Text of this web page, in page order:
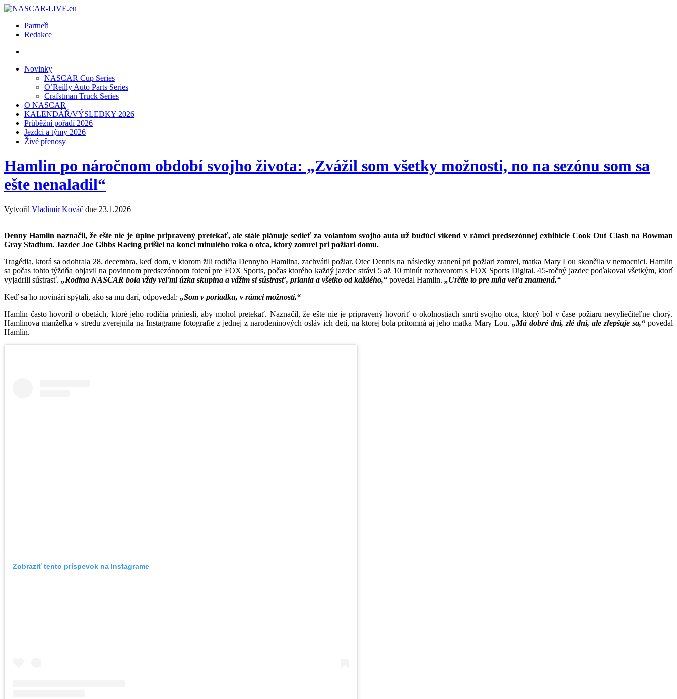
Partneři
Redakce
Novinky
NASCAR Cup Series
O’Reilly Auto Parts Series
Crafstman Truck Series
O NASCAR
KALENDÁŘ/VÝSLEDKY 2026
Průběžní pořadí 2026
Jezdci a týmy 2026
Živé přenosy
Hamlin po náročnom období svojho života: „Zvážil som všetky možnosti, no na sezónu som sa
ešte nenaladil“
Vytvořil Vladimír Kováč dne 23.1.2026
Denny Hamlin naznačil, že ešte nie je úplne pripravený pretekať, ale stále plánuje sedieť za volantom svojho auta už budúci víkend v rámci predsezónnej exhibície Cook Out Clash na Bowman
Gray Stadium. Jazdec Joe Gibbs Racing prišiel na konci minulého roka o otca, ktorý zomrel pri požiari domu.
Tragédia, ktorá sa odohrala 28. decembra, keď dom, v ktorom žili rodičia Dennyho Hamlina, zachvátil požiar. Otec Dennis na následky zranení pri požiari zomrel, matka Mary Lou skončila v nemocnici. Hamlin
sa počas tohto týždňa objavil na povinnom predsezónnom fotení pre FOX Sports, počas ktorého každý jazdec strávi 5 až 10 minút rozhovorom s FOX Sports Digital. 45-ročný jazdec poďakoval všetkým, ktorí
vyjadrili sústrasť. „Rodina NASCAR bola vždy veľmi úzka skupina a vážim si sústrasť, priania a všetko od každého,“ povedal Hamlin. „Určite to pre mňa veľa znamená.“
Keď sa ho novinári spýtali, ako sa mu darí, odpovedal: „Som v poriadku, v rámci možností.“
Hamlin často hovoril o obetách, ktoré jeho rodičia priniesli, aby mohol pretekať. Naznačil, že ešte nie je pripravený hovoriť o okolnostiach smrti svojho otca, ktorý bol v čase požiaru nevyliečiteľne chorý.
Hamlinova manželka v stredu zverejnila na Instagrame fotografie z jednej z narodeninových osláv ich detí, na ktorej bola prítomná aj jeho matka Mary Lou.„Má dobré dni, zlé dni, ale zlepšuje sa,“ povedal
Hamlin.
Zobraziť tento príspevok na Instagrame